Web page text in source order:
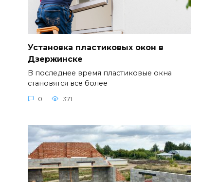
Установка пластиковых окон в
Дзержинске
В последнее время пластиковые окна
становятся все более
0 371